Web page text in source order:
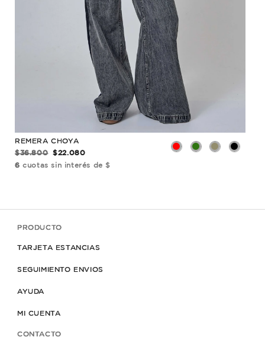
REMERA CHOYA
$36.800
$22.080
6 cuotas sin interés de $
PRODUCTO
TARJETA ESTANCIAS
SEGUIMIENTO ENVIOS
AYUDA
MI CUENTA
CONTACTO